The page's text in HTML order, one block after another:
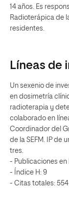
14 años. Es
Radioterápica de
residentes.
Líneas de
Un sexenio de
en dosimetría
radioterapia y
colaborado en
Coordinador del
de la SEFM. IP de
tres.
- Publicaciones en
- Índice H: 9
- Citas totales: